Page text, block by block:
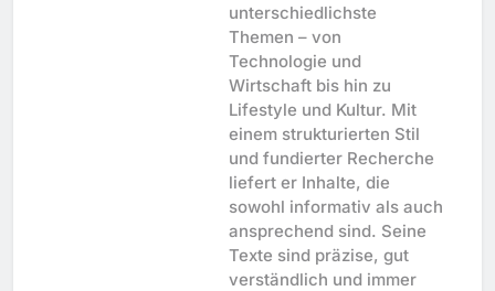
unterschiedlichste
Themen – von
Technologie und
Wirtschaft bis hin zu
Lifestyle und Kultur. Mit
einem strukturierten Stil
und fundierter Recherche
liefert er Inhalte, die
sowohl informativ als auch
ansprechend sind. Seine
Texte sind präzise, gut
verständlich und immer